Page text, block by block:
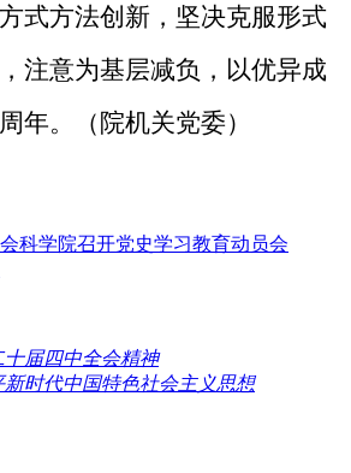
式方法创新，坚决克服形式
注意为基层减负，以优异成
年。（院机关党委）
科学院召开党史学习教育动员会
届四中全会精神
时代中国特色社会主义思想